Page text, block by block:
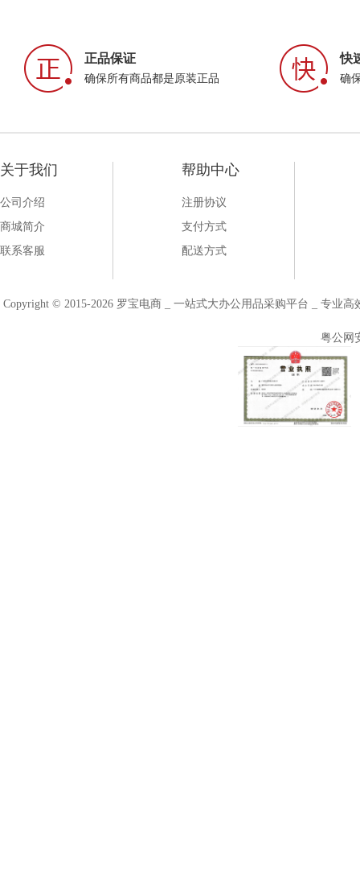
正品保证
确保所有商品都是原装正品
快
确
关于我们
公司介绍
商城简介
联系客服
帮助中心
注册协议
支付方式
配送方式
Copyright © 2015-2026 罗宝电商 _ 一站式大办公用品采购平台 _ 专业
粤公网